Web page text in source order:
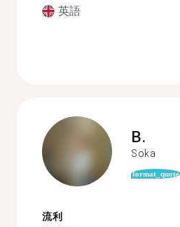
英語
B.
Soka
format_quote
流利